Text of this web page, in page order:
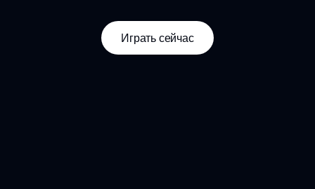
Играть сейчас